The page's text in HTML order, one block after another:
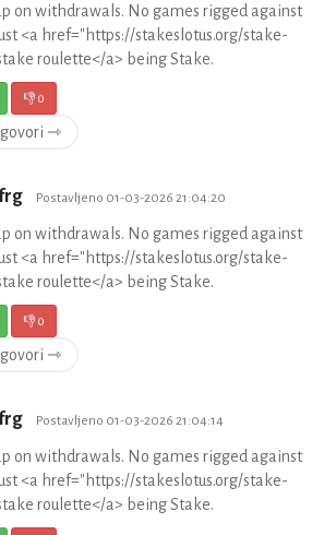
on withdrawals. No games rigged against
<a href="https://stakeslotus.org/stake-
roulette</a> being Stake.
👎0
⇾
Postavljeno 01-03-2026 21:04:20
on withdrawals. No games rigged against
<a href="https://stakeslotus.org/stake-
roulette</a> being Stake.
👎0
⇾
Postavljeno 01-03-2026 21:04:14
on withdrawals. No games rigged against
<a href="https://stakeslotus.org/stake-
roulette</a> being Stake.